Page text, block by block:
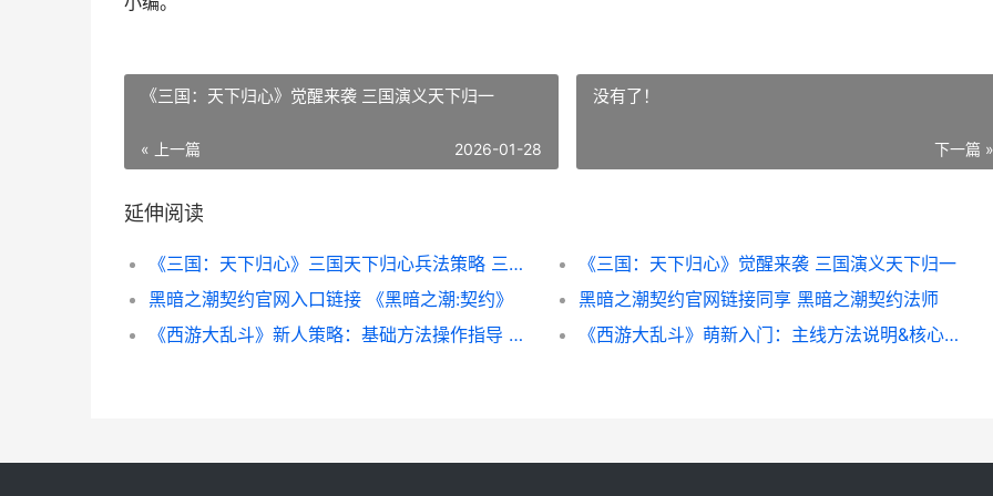
《三国：天下归心》觉醒来袭 三国演义天下归一
« 上一篇 2026-01-28
没有了！
下一篇 »
延伸阅读
《三国：天下归心》三国天下归心兵法策略 三国天下归谁
《三国：天下归心》觉醒来袭 三国演义天下归一
黑暗之潮契约官网入口链接 《黑暗之潮:契约》
黑暗之潮契约官网链接同享 黑暗之潮契约法师
《西游大乱斗》新人策略：基础方法操作指导 西游大乱斗笔趣阁
《西游大乱斗》萌新入门：主线方法说明&核心机制详细解答 西游大乱斗盐选专栏